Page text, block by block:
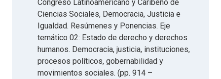
Congreso Latinoamericano y Caribeño de
Ciencias Sociales, Democracia, Justicia e
Igualdad. Resúmenes y Ponencias. Eje
temático 02: Estado de derecho y derechos
humanos. Democracia, justicia, instituciones,
procesos políticos, gobernabilidad y
movimientos sociales. (pp. 914 –